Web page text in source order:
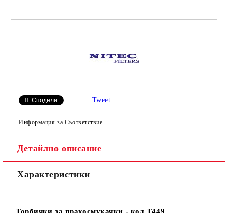
Сподели Tweet
Информация за Съответствие
Детайлно описание
Характеристики